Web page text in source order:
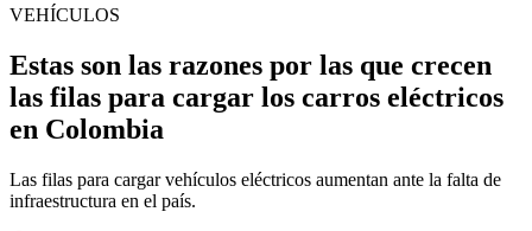
VEHÍCULOS
Estas son las razones por las que crecen
las filas para cargar los carros eléctricos
en Colombia
Las filas para cargar vehículos eléctricos aumentan ante la falta de
infraestructura en el país.